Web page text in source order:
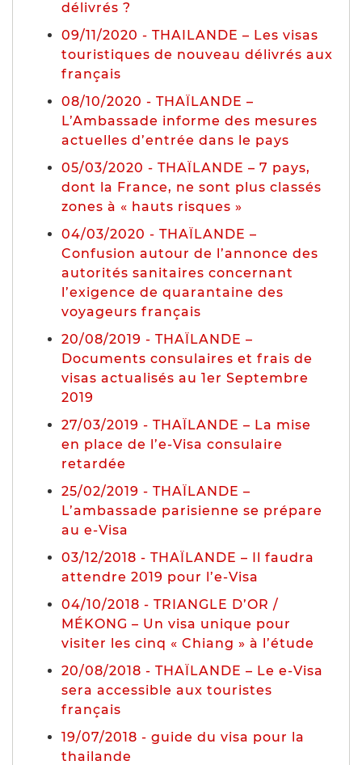
délivrés ?
09/11/2020 - THAILANDE – Les visas
touristiques de nouveau délivrés aux
français
08/10/2020 - THAÏLANDE –
L’Ambassade informe des mesures
actuelles d’entrée dans le pays
05/03/2020 - THAÏLANDE – 7 pays,
dont la France, ne sont plus classés
zones à « hauts risques »
04/03/2020 - THAÏLANDE –
Confusion autour de l’annonce des
autorités sanitaires concernant
l’exigence de quarantaine des
voyageurs français
20/08/2019 - THAÏLANDE –
Documents consulaires et frais de
visas actualisés au 1er Septembre
2019
27/03/2019 - THAÏLANDE – La mise
en place de l’e-Visa consulaire
retardée
25/02/2019 - THAÏLANDE –
L’ambassade parisienne se prépare
au e-Visa
03/12/2018 - THAÏLANDE – Il faudra
attendre 2019 pour l’e-Visa
04/10/2018 - TRIANGLE D’OR /
MÉKONG – Un visa unique pour
visiter les cinq « Chiang » à l’étude
20/08/2018 - THAÏLANDE – Le e-Visa
sera accessible aux touristes
français
19/07/2018 - guide du visa pour la
thailande